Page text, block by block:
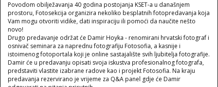
Povodom obilježavanja 40 godina postojanja KSET-a u današnjem
prostoru, Fotosekcija organizira nekoliko besplatnih fotopredavanja koja
Vam mogu otvoriti vidike, dati inspiraciju ili pomoći da naučite nešto
novo!
Drugo predavanje održat će Damir Hoyka - renomirani hrvatski fotograf i
osnivač seminara za naprednu fotografiju Fotosofia, a kasnije i
istoimenog fotoportala koji je online sastajalište svih ljubitelja fotografije.
Damir će u predavanju opisati svoja iskustva profesionalnog fotografa,
predstaviti vlastite izabrane radove kao i projekt Fotosofia. Na kraju
predavanja rezervirano je vrijeme za Q&A panel gdje će Damir